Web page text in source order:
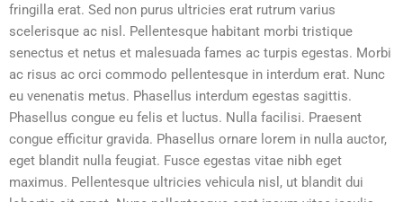
fringilla erat. Sed non purus ultricies erat rutrum varius
scelerisque ac nisl. Pellentesque habitant morbi tristique
senectus et netus et malesuada fames ac turpis egestas. Morbi
ac risus ac orci commodo pellentesque in interdum erat. Nunc
eu venenatis metus. Phasellus interdum egestas sagittis.
Phasellus congue eu felis et luctus. Nulla facilisi. Praesent
congue efficitur gravida. Phasellus ornare lorem in nulla auctor,
eget blandit nulla feugiat. Fusce egestas vitae nibh eget
maximus. Pellentesque ultricies vehicula nisl, ut blandit dui